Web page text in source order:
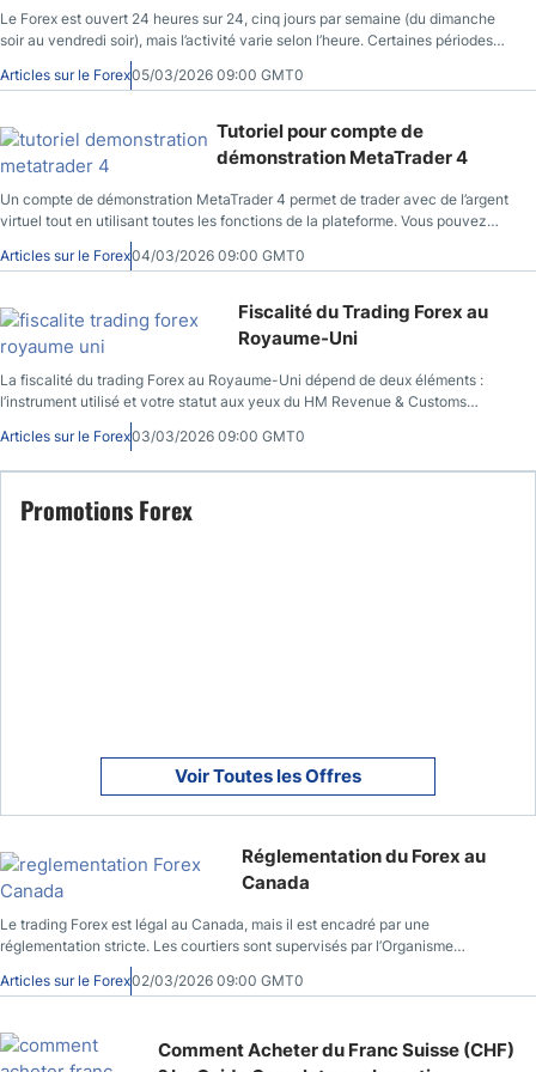
Le Forex est ouvert 24 heures sur 24, cinq jours par semaine (du dimanche
soir au vendredi soir), mais l’activité varie selon l’heure. Certaines périodes
concentrent la majorité des échanges, tandis que d’autres restent calmes.
Ces différences influencent directement la volatilité du marché forex et les
périodes où les grandes places financières sont ouvertes en même temps.
Ces créneaux offrent plus de liquidité forex, des mouvements plus nets et des
conditions de trading plus favorables.
Articles sur le Forex05/03/2026 09:00 GMT0
Tutoriel pour compte de
démonstration MetaTrader 4
Un compte de démonstration MetaTrader 4 permet de trader avec de l’argent
virtuel tout en utilisant toutes les fonctions de la plateforme. Vous pouvez
ouvrir des positions, tester des stratégies et analyser les marchés sans risquer
de capital réel. Ce tutoriel démonstration MetaTrader 4 montre chaque étape
découverte de l’interface et placement d’un ordre. L’objectif est simple : savoir
utiliser MT4 seul, sans aide externe.
Articles sur le Forex04/03/2026 09:00 GMT0
Fiscalité du Trading Forex au
Royaume-Uni
La fiscalité du trading Forex au Royaume-Uni dépend de deux éléments :
l’instrument utilisé et votre statut aux yeux du HM Revenue & Customs
(HMRC). Les gains issus du spread betting peuvent être exonérés, tandis que
ceux provenant des CFD sont soumis à la Capital Gains Tax ou à l’Income
Tax. Ce guide sur la fiscalité du trading du Forex au Royaume-Uni vous
utilisé et votre statut fiscal.
Articles sur le Forex03/03/2026 09:00 GMT0
Promotions Forex
Voir Toutes les Offres
Réglementation du Forex au
Canada
Le trading Forex est légal au Canada, mais il est encadré par une
réglementation stricte. Les courtiers sont supervisés par l’Organisme
canadien de réglementation des investissements (OCRI) et les autorités
provinciales regroupées au sein des Autorités canadiennes en valeurs
autorisés, d’éviter les plateformes non régulées et de trader dans des
conditions conformes à la loi. Ce guide complet sur la réglementation du
Articles sur le Forex02/03/2026 09:00 GMT0
Comment Acheter du Franc Suisse (CHF)